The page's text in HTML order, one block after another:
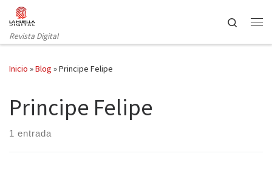
Saltar al contenido
Revista Digital
Search
Inicio »Blog »Principe Felipe
Principe Felipe
1 entrada